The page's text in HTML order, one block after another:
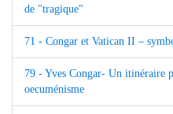
de "tragique"
71 - Congar et Vatican II –
79 - Yves Congar- Un itinéraire
oecuménisme